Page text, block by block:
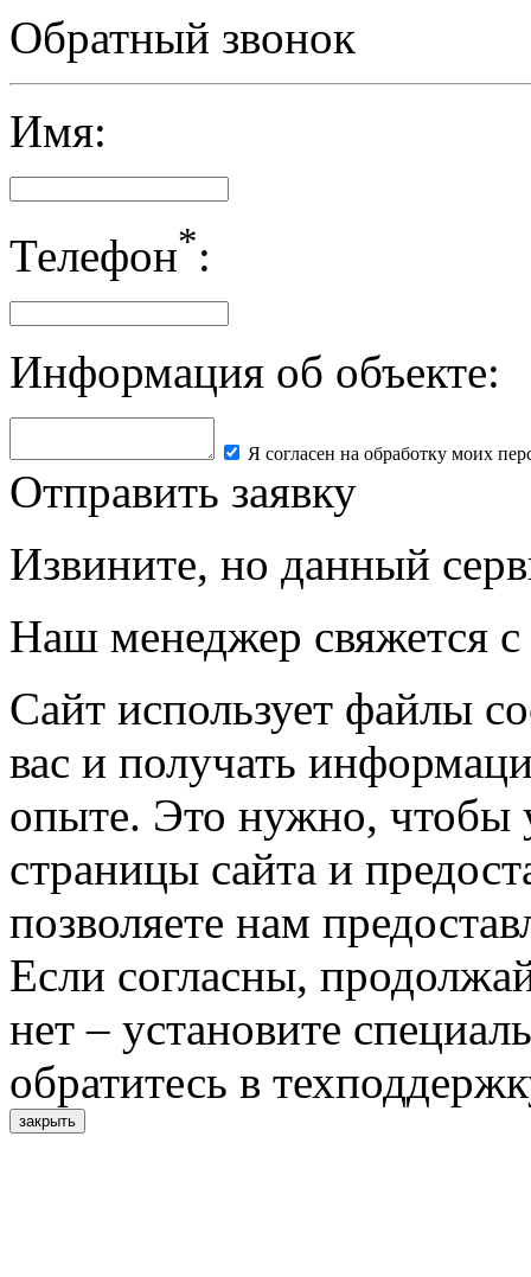
Обратный звонок
Имя:
Телефон*:
Информация об объекте:
Я согласен на обработку моих
Отправить заявку
Извините, но данный
Наш менеджер свяжется
Сайт использует файлы
вас и получать
опыте. Это нужно, чтобы
страницы сайта и
позволяете нам
Если согласны,
нет – установите
обратитесь в
закрыть